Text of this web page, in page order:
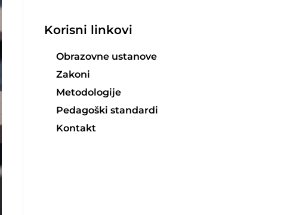
Korisni linkovi
Obrazovne ustanove
Zakoni
Metodologije
Pedagoški standardi
Kontakt